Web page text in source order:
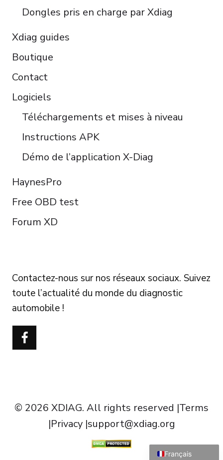
Dongles pris en charge par Xdiag
Xdiag guides
Boutique
Contact
Logiciels
Téléchargements et mises à niveau
Instructions APK
Démo de l’application X-Diag
HaynesPro
Free OBD test
Forum XD
Contactez-nous sur nos réseaux sociaux. Suivez
toute l’actualité du monde du diagnostic
automobile !
© 2026 XDIAG. All rights reserved |Terms
|Privacy|support@xdiag.org
Français
Deutsch
Español